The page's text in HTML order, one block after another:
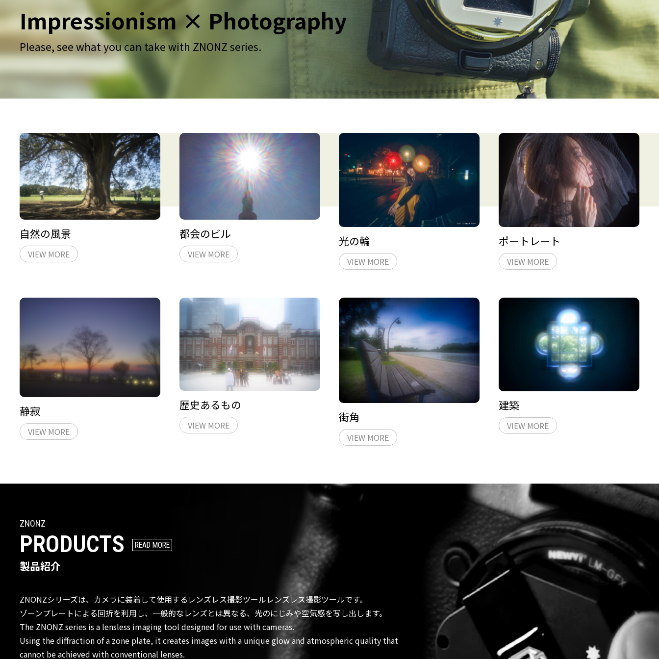
Impressionism× Photography
Please, see what you can take with ZNONZ series.
自然の風景
VIEW MORE
都会のビル
VIEW MORE
光の輪
VIEW MORE
ポートレート
VIEW MORE
静寂
VIEW MORE
歴史あるもの
VIEW MORE
街角
VIEW MORE
建築
VIEW MORE
ZNONZ
PRODUCTS READ MORE
製品紹介
ZNONZシリーズは、カメラに装着して使用するレンズレス撮影ツールレンズレス撮影ツールです。
ゾーンプレートによる回折を利用し、一般的なレンズとは異なる、光のにじみや空気感を写し出します。
The ZNONZ series is a lensless imaging tool designed for use with cameras.
Using the diffraction of a zone plate, it creates images with a unique glow and atmospheric quality that
cannot be achieved with conventional lenses.